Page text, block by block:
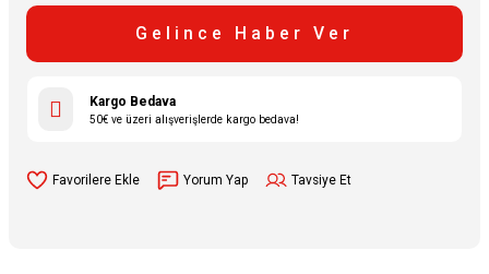
Gelince Haber Ver
Kargo Bedava
50€ ve üzeri alışverişlerde kargo bedava!
Yorum Yap Tavsiye Et